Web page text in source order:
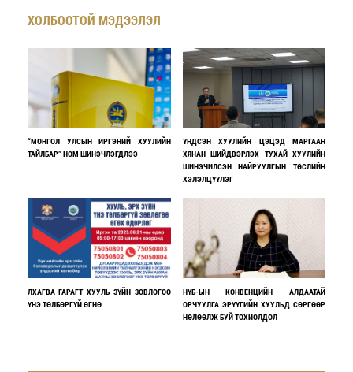
ХОЛБООТОЙ МЭДЭЭЛЭЛ
“МОНГОЛ УЛСЫН ИРГЭНИЙ ХУУЛИЙН
ТАЙЛБАР” НОМ ШИНЭЧЛЭГДЛЭЭ
ҮНДСЭН ХУУЛИЙН ЦЭЦЭД МАРГААН
ХЯНАН ШИЙДВЭРЛЭХ ТУХАЙ ХУУЛИЙН
ШИНЭЧИЛСЭН НАЙРУУЛГЫН ТӨСЛИЙН
ХЭЛЭЛЦҮҮЛЭГ
ЛХАГВА ГАРАГТ ХУУЛЬ ЗҮЙН ЗӨВЛӨГӨӨ
ҮНЭ ТӨЛБӨРГҮЙ ӨГНӨ
НҮБ-ЫН КОНВЕНЦИЙН АЛДААТАЙ
ОРЧУУЛГА ЭРҮҮГИЙН ХУУЛЬД СӨРГӨӨР
НӨЛӨӨЛЖ БУЙ ТОХИОЛДОЛ